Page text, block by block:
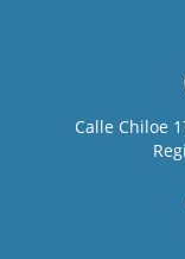
Calle Chiloe